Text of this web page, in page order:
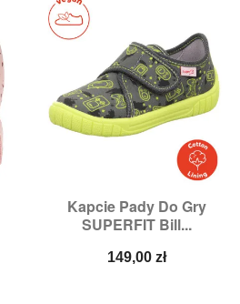
Kapcie Pady Do Gry
SUPERFIT Bill...
Cena
149,00 zł
Szybki podgląd
Rozmiary:36,38